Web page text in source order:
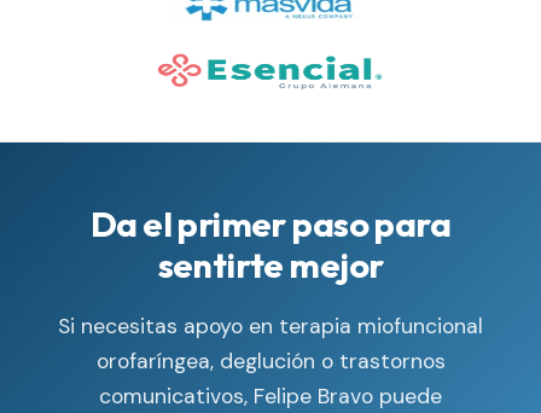
Da el primer paso para
sentirte mejor
Si necesitas apoyo en terapia miofuncional
orofaríngea, deglución o trastornos
comunicativos, Felipe Bravo puede